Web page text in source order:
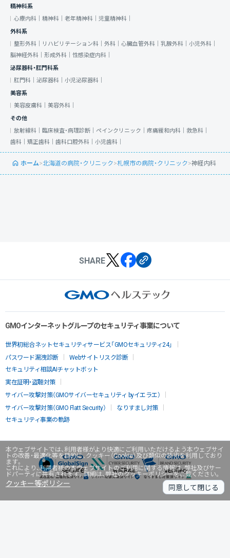
本ウェブサイトでは、利用者様がより快適にご利用いただけるよう本ウェブサイ
トの改善・最適化等を目的に、クッキー（Cookie）及び類似の技術を利用しており
ます。
これにより、利用者様の本ウェブサイトのご利用に関する情報は、弊社及びサー
ドパーティに共有されます。詳細は、弊社のクッキーポリシーをご覧ください。
クッキー等ポリシー 同意して閉じる
精神科系
心療内科｜ 精神科｜ 老年精神科｜ 児童精神科｜
外科系
整形外科｜
リハビリテーション科｜ 外科｜ 心臓血管外科｜ 乳腺外科｜ 小児外科｜
脳神経外科｜ 形成外科｜ 性感染症内科｜
泌尿器科・肛門科系
肛門科｜ 泌尿器科｜ 小児泌尿器科｜
美容系
美容皮膚科｜ 美容外科｜
その他
放射線科｜ 臨床検査・病理診断｜ ペインクリニック｜ 疼痛緩和内科｜ 救急科｜
歯科｜ 矯正歯科｜ 歯科口腔外科｜ 小児歯科｜
ホーム>北海道の病院・クリニック>札幌市の病院・クリニック>神経内科
SHARE
GMOインターネットグループのセキュリティ事業について
世界初総合ネットセキュリティサービス「GMOセキュリティ24」
パスワード漏洩診断
Webサイトリスク診断
セキュリティ相談AIチャットボット
実在証明・盗聴対策
サイバー攻撃対策（GMOサイバーセキュリティ byイエラエ）
サイバー攻撃対策（GMO Flatt Security）
なりすまし対策
セキュリティ事業の軌跡